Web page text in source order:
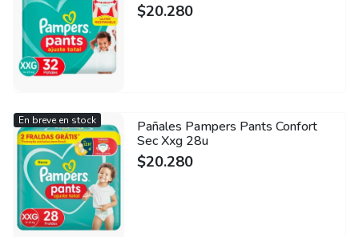
$20.280
Pañales Pampers Pants Confort
Sec Xxg 28u
$20.280
En breve en stock